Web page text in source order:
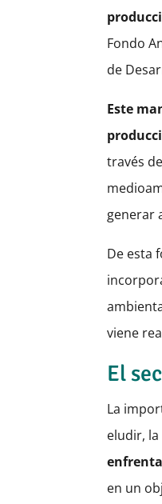
Fondo
de
Este
través
generar
De esta
viene
El
La
eludir,
en un